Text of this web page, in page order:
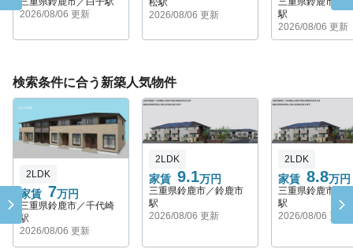
2026/08/06 更新
松駅
2026/08/06 更新
駅
2026/08/06 更新
検索条件に合う新築人気物件
2LDK
家賃 7万円
三重県鈴鹿市／千代崎
駅
2026/08/06 更新
2LDK
家賃 9.1万円
三重県鈴鹿市／鈴鹿市
駅
2026/08/06 更新
2LDK
家賃 8.8万円
三重県鈴鹿市／
駅
2026/08/06 更新